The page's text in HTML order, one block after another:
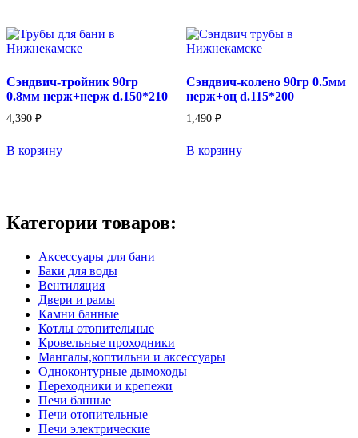
Сэндвич-тройник 90гр
0.8мм нерж+нерж d.150*210
4,390 ₽
В корзину
Сэндвич-колено 90гр 0.5мм
нерж+оц d.115*200
1,490 ₽
В корзину
Категории товаров:
Аксессуары для бани
Баки для воды
Вентиляция
Двери и рамы
Камни банные
Котлы отопительные
Кровельные проходники
Мангалы,коптильни и аксессуары
Одноконтурные дымоходы
Переходники и крепежи
Печи банные
Печи отопительные
Печи электрические